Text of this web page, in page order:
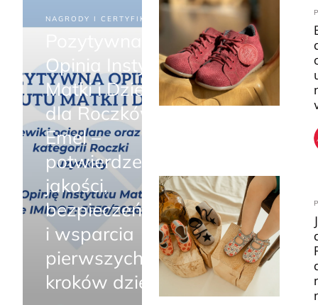
NAGRODY I CERTYFIKATY
Opinia Instytutu
Matki i Dziecka
dla Roczków
Emel –
potwierdzenie
jakości,
bezpieczeństwa
i wsparcia
pierwszych
kroków dziecka